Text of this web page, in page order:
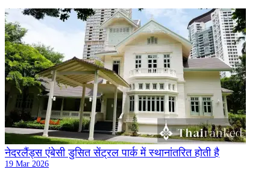
नेदरलैंड्स एंबेसी डुसित सेंट्रल पार्क में स्थानांतरित होती है
19 Mar 2026